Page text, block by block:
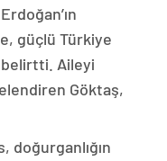
güçlü Türkiye
belirtti. Aileyi
Göktaş,
doğurganlığın